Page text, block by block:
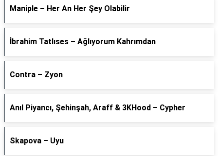
Maniple – Her An Her Şey Olabilir
İbrahim Tatlıses – Ağlıyorum Kahrımdan
Contra – Zyon
Anıl Piyancı, Şehinşah, Araff & 3KHood – Cypher
Skapova – Uyu